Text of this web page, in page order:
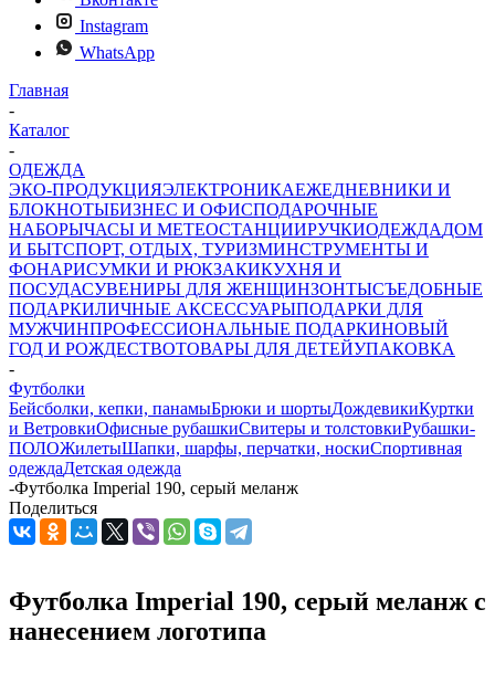
Instagram
WhatsApp
Главная
-
Каталог
-
ОДЕЖДА
ЭКО-ПРОДУКЦИЯЭЛЕКТРОНИКАЕЖЕДНЕВНИКИ И
БЛОКНОТЫБИЗНЕС И ОФИСПОДАРОЧНЫЕ
НАБОРЫЧАСЫ И МЕТЕОСТАНЦИИРУЧКИОДЕЖДАДОМ
И БЫТСПОРТ, ОТДЫХ, ТУРИЗМИНСТРУМЕНТЫ И
ФОНАРИСУМКИ И РЮКЗАКИКУХНЯ И
ПОСУДАСУВЕНИРЫ ДЛЯ ЖЕНЩИНЗОНТЫСЪЕДОБНЫЕ
ПОДАРКИЛИЧНЫЕ АКСЕССУАРЫПОДАРКИ ДЛЯ
МУЖЧИНПРОФЕССИОНАЛЬНЫЕ ПОДАРКИНОВЫЙ
ГОД И РОЖДЕСТВОТОВАРЫ ДЛЯ ДЕТЕЙУПАКОВКА
-
Футболки
Бейсболки, кепки, панамыБрюки и шортыДождевикиКуртки
и ВетровкиОфисные рубашкиСвитеры и толстовкиРубашки-
ПОЛОЖилетыШапки, шарфы, перчатки, носкиСпортивная
одеждаДетская одежда
-Футболка Imperial 190, серый меланж
Поделиться
Футболка Imperial 190, серый меланж с
нанесением логотипа